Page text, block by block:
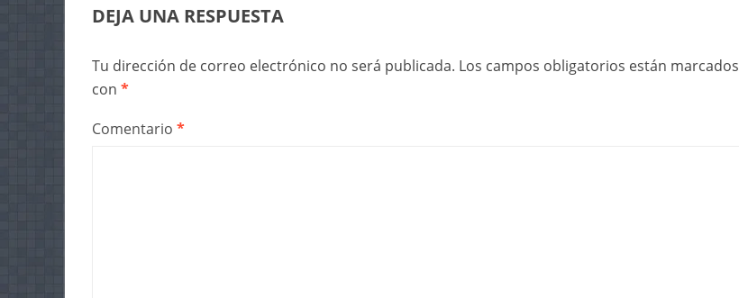
DEJA UNA RESPUESTA
Tu dirección de correo electrónico no será publicada. Los campos obligatorios están marcados
con *
Comentario *